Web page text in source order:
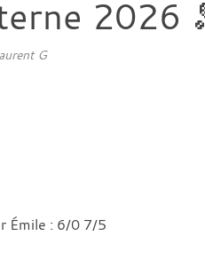
2026
G
Émile : 6/0 7/5